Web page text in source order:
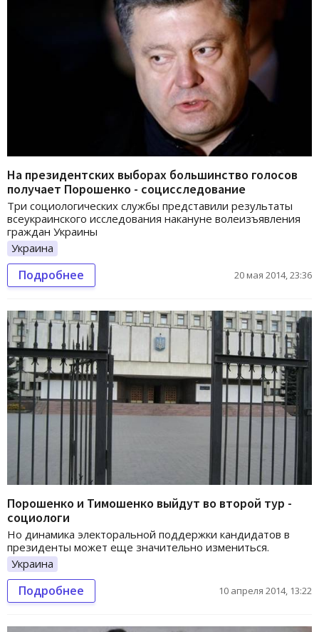
На президентских выборах большинство голосов
получает Порошенко - социсследование
Три социологических службы представили результаты
всеукраинского исследования накануне волеизъявления
граждан Украины
Украина
Подробнее 20 мая 2014, 23:36
Порошенко и Тимошенко выйдут во второй тур -
социологи
Но динамика электоральной поддержки кандидатов в
президенты может еще значительно измениться.
Украина
Подробнее 10 апреля 2014, 13:22